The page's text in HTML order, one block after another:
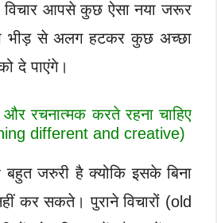
आपसे कुछ ऐसा नया जरूर
भीड़ से अलग हटकर कुछ अच्छा
दे पाएंगे।
रचनात्मक करते रहना चाहिए
different and creative)
जरुरी है क्योकि इसके बिना
कर सकते। पुराने विचारों (old